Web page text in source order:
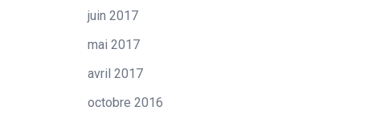
juin 2017
mai 2017
avril 2017
octobre 2016